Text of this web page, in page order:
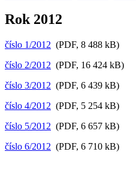
Rok 2012
číslo 1/2012 (PDF, 8 488 kB)
číslo 2/2012 (PDF, 16 424 kB)
číslo 3/2012 (PDF, 6 439 kB)
číslo 4/2012 (PDF, 5 254 kB)
číslo 5/2012 (PDF, 6 657 kB)
číslo 6/2012 (PDF, 6 710 kB)